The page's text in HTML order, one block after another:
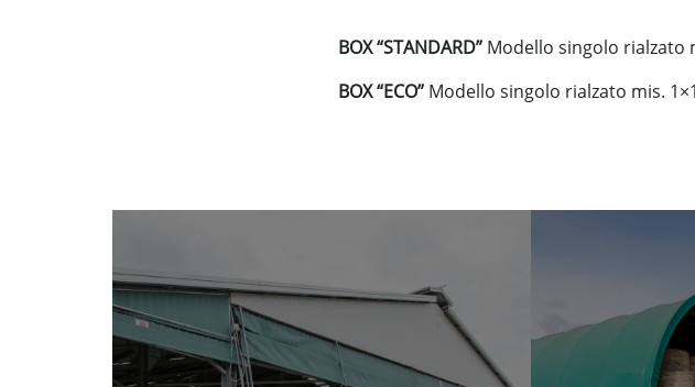
BOX “STANDARD” Modello singolo rialzato
BOX “ECO” Modello singolo rialzato mis.